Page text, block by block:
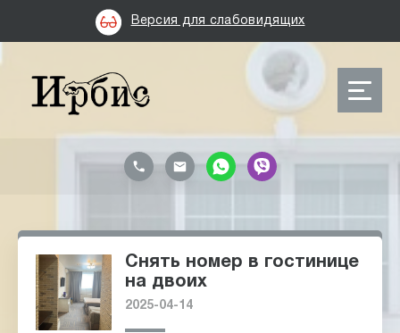
Версия для слабовидящих
Снять номер в гостинице
на двоих
2025-04-14